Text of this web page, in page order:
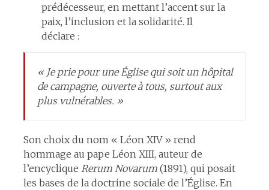
prédécesseur, en mettant l’accent sur la
paix, l’inclusion et la solidarité. Il
déclare :​
« Je prie pour une Église qui soit un hôpital
de campagne, ouverte à tous, surtout aux
plus vulnérables. »​
Son choix du nom « Léon XIV » rend
hommage au pape Léon XIII, auteur de
l’encyclique Rerum Novarum(1891), qui posait
les bases de la doctrine sociale de l’Église. En